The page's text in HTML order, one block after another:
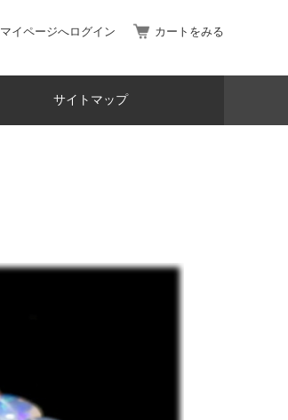
マイページへログイン カートをみる
サイトマップ